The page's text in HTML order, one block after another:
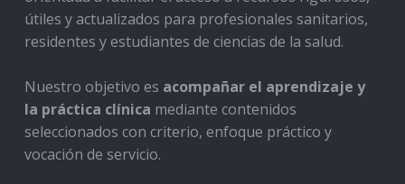
útiles y actualizados para profesionales sanitarios,
residentes y estudiantes de ciencias de la salud.
Nuestro objetivo es acompañar el aprendizaje y
la práctica clínica mediante contenidos
seleccionados con criterio, enfoque práctico y
vocación de servicio.